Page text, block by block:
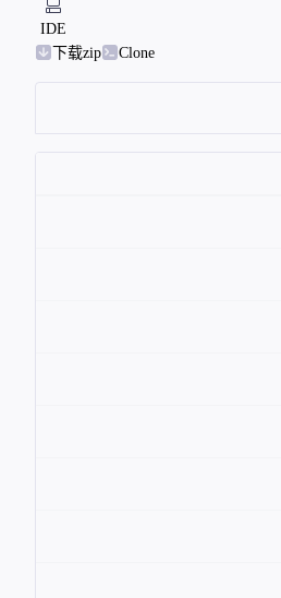
IDE
下载zip
Clone